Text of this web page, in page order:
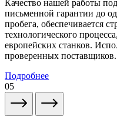
Качество нашей работы
письменной гарантии до
пробега, обеспечивается
технологического
европейских станков.
проверенных поставщиков.
Подробнее
05